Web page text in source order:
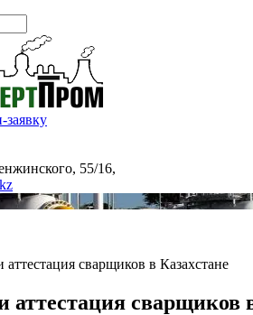
заявку
55/16,
сварщиков в Казахстане
аттестация сварщиков